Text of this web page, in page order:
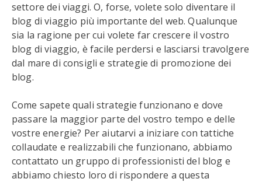
settore dei viaggi. O, forse, volete solo diventare il
blog di viaggio più importante del web. Qualunque
sia la ragione per cui volete far crescere il vostro
blog di viaggio, è facile perdersi e lasciarsi travolgere
dal mare di consigli e strategie di promozione dei
blog.
Come sapete quali strategie funzionano e dove
passare la maggior parte del vostro tempo e delle
vostre energie? Per aiutarvi a iniziare con tattiche
collaudate e realizzabili che funzionano, abbiamo
contattato un gruppo di professionisti del blog e
abbiamo chiesto loro di rispondere a questa